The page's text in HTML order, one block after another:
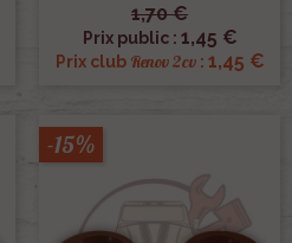
1,70 €
Prix public : 1,45 €
Prix club Renov 2cv: 1,45 €
-15%